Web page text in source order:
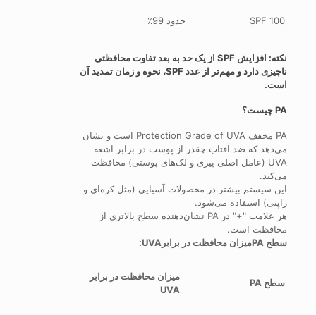
SPF 100 حدود 99٪
نکته: افزایش SPF از یک حد به بعد تفاوت محافظتی
ناچیزی دارد و مهم‌تر از عدد SPF، نحوه و زمان تمدید آن
است.
PA چیست؟
PA مخفف Protection Grade of UVA است و نشان
می‌دهد که ضد آفتاب چقدر از پوست در برابر اشعه
UVA (عامل اصلی پیری و لک‌های پوستی) محافظت
می‌کند.
این سیستم بیشتر در محصولات آسیایی (مثل کره‌ای و
ژاپنی) استفاده می‌شود.
هر علامت "+" در PA نشان‌دهنده سطح بالاتری از
محافظت است.
سطح PAمیزان محافظت در برابرUVA:
سطح PA
میزان محافظت در برابر
UVA